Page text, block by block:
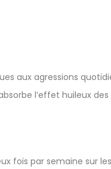
aux agressions
l’effet huileux
fois par semaine sur